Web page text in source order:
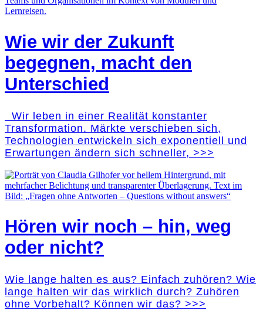
Wie wir der Zukunft
begegnen, macht den
Unterschied
Wir leben in einer Realität konstanter
Transformation. Märkte verschieben sich,
Technologien entwickeln sich exponentiell und
Erwartungen ändern sich schneller, >>>
Hören wir noch – hin, weg
oder nicht?
Wie lange halten es aus? Einfach zuhören? Wie
lange halten wir das wirklich durch? Zuhören
ohne Vorbehalt? Können wir das? >>>